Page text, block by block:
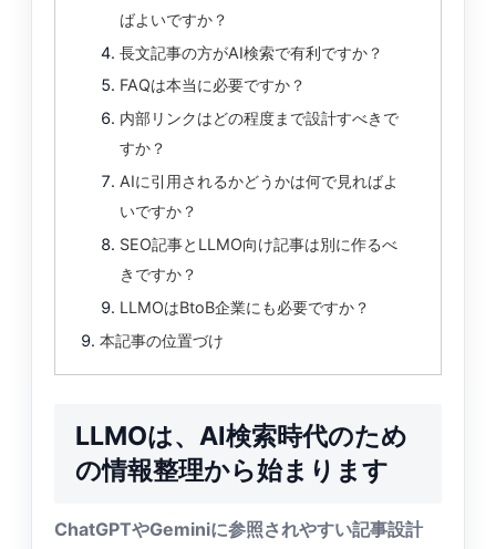
ばよいですか？
長文記事の方がAI検索で有利ですか？
FAQは本当に必要ですか？
内部リンクはどの程度まで設計すべきで
すか？
AIに引用されるかどうかは何で見ればよ
いですか？
SEO記事とLLMO向け記事は別に作るべ
きですか？
LLMOはBtoB企業にも必要ですか？
本記事の位置づけ
LLMOは、AI検索時代のため
の情報整理から始まります
ChatGPTやGeminiに参照されやすい記事設計